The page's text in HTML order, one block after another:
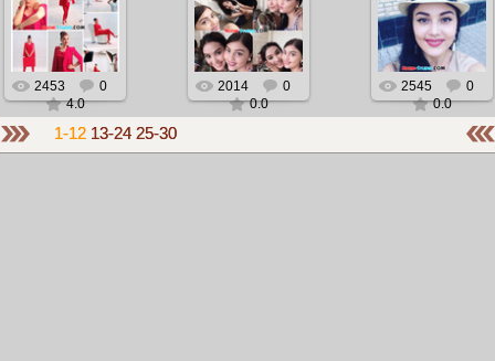
Shodiyora
Omonova - Foto
2016
Admin
2453
0
4.0
Shodiyora
Omonova - Foto
2016
Admin
2014
0
0.0
Shodiyora
Omonova - Foto
2016
Admin
2545
0
0.0
1-12 13-24 25-30